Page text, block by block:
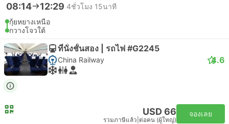
08:14 12:29 4ชั่วโมง 15นาที
กุ้ยหยางเหนือ
กวางโจวใต้
ที่นั่งชั้นสอง | รถไฟ #G2245
China Railway 4.6
USD 66
รวมภาษีแล้ว ต่อคน (ผู้ใหญ่)
จองเลย